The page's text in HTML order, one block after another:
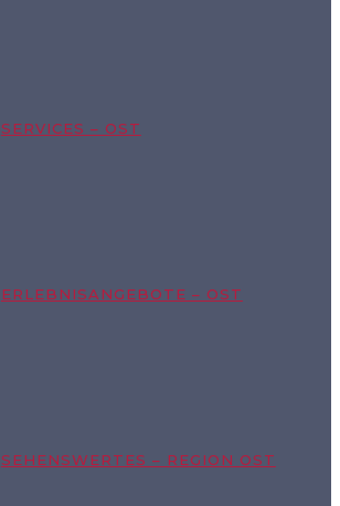
SERVICES – OST
ERLEBNISANGEBOTE – OST
SEHENSWERTES – REGION OST